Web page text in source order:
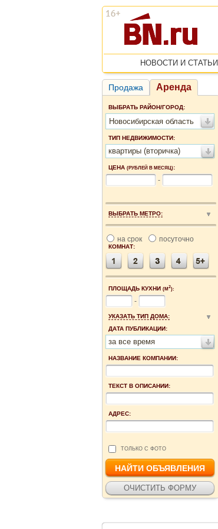
НОВОСТИ И СТАТЬИ
Продажа Аренда
ВЫБРАТЬ РАЙОН/ГОРОД:
Новосибирская область
ТИП НЕДВИЖИМОСТИ:
квартиры (вторичка)
ЦЕНА (РУБЛЕЙ В МЕСЯЦ):
-
ВЫБРАТЬ МЕТРО:
на срок посуточно
КОМНАТ:
ПЛОЩАДЬ КУХНИ (М2):
-
УКАЗАТЬ ТИП ДОМА:
ДАТА ПУБЛИКАЦИИ:
за все время
НАЗВАНИЕ КОМПАНИИ:
ТЕКСТ В ОПИСАНИИ:
АДРЕС:
ТОЛЬКО С ФОТО